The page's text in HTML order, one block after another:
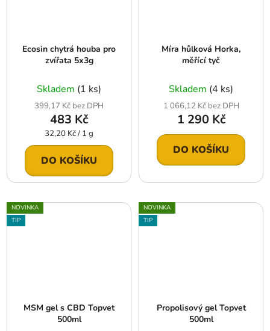
Ecosin chytrá houba pro
zvířata 5x3g
Skladem (1 ks)
399,17 Kč bez DPH
483 Kč
Měrná
cena:
32,20 Kč / 1 g
DO KOŠÍKU
Míra hůlková Horka,
měřící tyč
Skladem (4 ks)
1 066,12 Kč bez DPH
1 290 Kč
DO KOŠÍKU
NOVINKA
TIP
MSM gel s CBD Topvet
500ml
NOVINKA
TIP
Propolisový gel Topvet
500ml